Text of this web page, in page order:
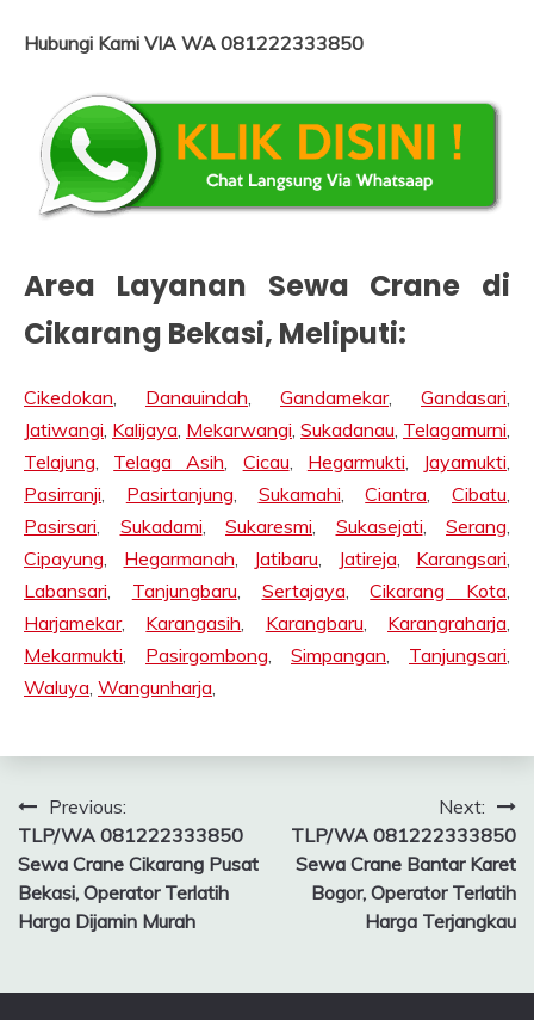
Hubungi Kami VIA WA 081222333850
Area Layanan Sewa Crane di
Cikarang Bekasi, Meliputi:
Cikedokan, Danauindah, Gandamekar, Gandasari,
Jatiwangi, Kalijaya, Mekarwangi, Sukadanau, Telagamurni,
Telajung, Telaga Asih, Cicau, Hegarmukti, Jayamukti,
Pasirranji, Pasirtanjung, Sukamahi,Ciantra, Cibatu,
Pasirsari, Sukadami, Sukaresmi, Sukasejati, Serang,
Cipayung, Hegarmanah, Jatibaru, Jatireja, Karangsari,
Labansari, Tanjungbaru, Sertajaya,Cikarang Kota,
Harjamekar, Karangasih, Karangbaru, Karangraharja,
Mekarmukti, Pasirgombong, Simpangan, Tanjungsari,
Waluya, Wangunharja,
Post
navigation
Previous:
TLP/WA 081222333850
Sewa Crane Cikarang Pusat
Bekasi, Operator Terlatih
Harga Dijamin Murah
Next:
TLP/WA 081222333850
Sewa Crane Bantar Karet
Bogor, Operator Terlatih
Harga Terjangkau